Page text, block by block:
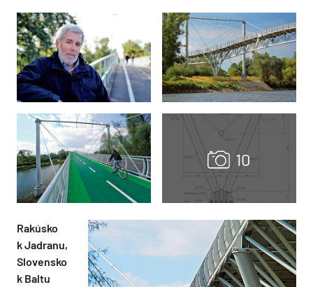
Rakúsko
k Jadranu,
Slovensko
k Baltu